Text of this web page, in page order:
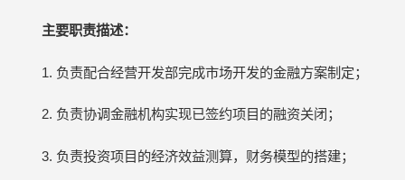
主要职责描述：
1. 负责配合经营开发部完成市场开发的金融方案制定；
2. 负责协调金融机构实现已签约项目的融资关闭；
3. 负责投资项目的经济效益测算，财务模型的搭建；